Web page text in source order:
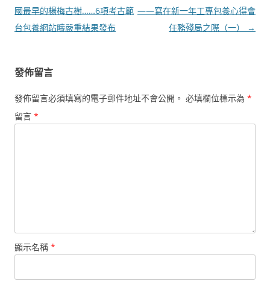
章
導
國最早的楊梅古樹……6項考古範
台包養網站疇嚴重結果發布
——寫在新一年工專包養心得會
任務殘局之際（一）
→
發佈留言
發佈留言必須填寫的電子郵件地址不會公開。 必填欄位標示為 *
留言 *
顯示名稱 *